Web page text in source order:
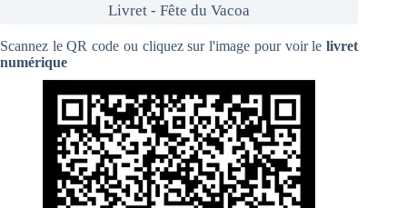
Livret - Fête du Vacoa
Scannez le QR code ou cliquez sur l'image pour voir lelivret
numérique